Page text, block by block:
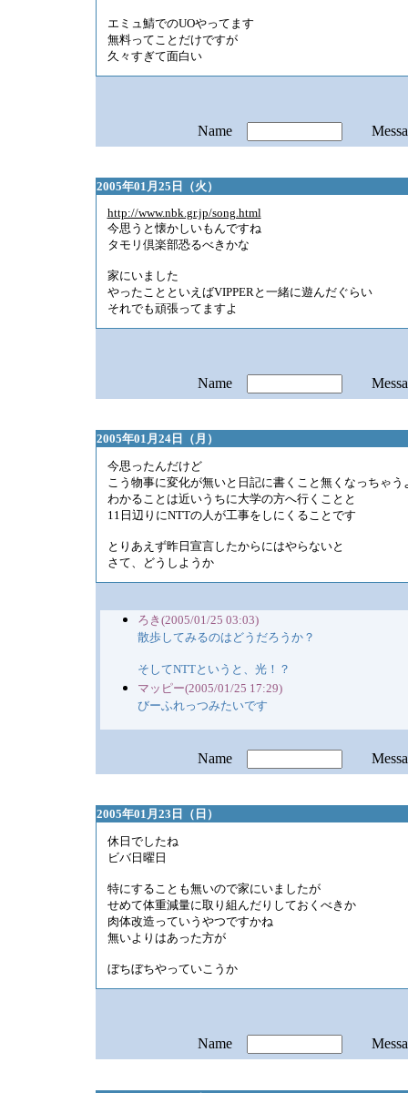
エミュ鯖でのUOやってます
無料ってことだけですが
久々すぎて面白い
Name
2005年01月25日（火）
http://www.nbk.gr.jp/song.html
今思うと懐かしいもんですね
タモリ倶楽部恐るべきかな
家にいました
やったことといえばVIPPERと一緒に遊んだぐらい
それでも頑張ってますよ
Name
2005年01月24日（月）
今思ったんだけど
こう物事に変化が無いと日記に書くこと無くなっちゃう
わかることは近いうちに大学の方へ行くことと
11日辺りにNTTの人が工事をしにくることです
とりあえず昨日宣言したからにはやらないと
さて、どうしようか
ろき(2005/01/25 03:03)
散歩してみるのはどうだろうか？
そしてNTTというと、光！？
マッピー(2005/01/25 17:29)
びーふれっつみたいです
Name
2005年01月23日（日）
休日でしたね
ビバ日曜日
特にすることも無いので家にいましたが
せめて体重減量に取り組んだりしておくべきか
肉体改造っていうやつですかね
無いよりはあった方が
ぼちぼちやっていこうか
Name